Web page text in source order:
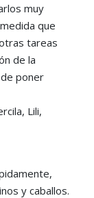
muy
que
tareas
de la
poner
Lili,
y caballos.